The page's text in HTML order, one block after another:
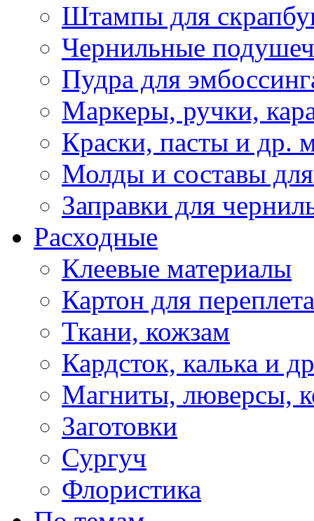
Штампы для
Чернильные
Пудра для
Маркеры, ручки,
Краски, пасты и др.
Молды и составы
Заправки для
Расходные
Клеевые материалы
Картон для переплета
Ткани, кожзам
Кардсток, калька и
Магниты, люверсы,
Заготовки
Сургуч
Флористика